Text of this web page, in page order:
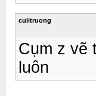
culitruong
Cụm z vẽ
luôn